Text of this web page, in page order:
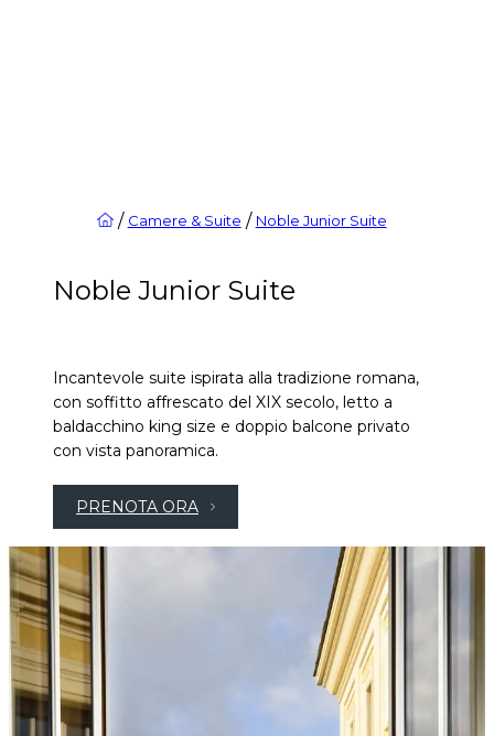
/ Camere & Suite / Noble Junior Suite
Noble Junior Suite
Incantevole suite ispirata alla tradizione romana,
con soffitto affrescato del XIX secolo, letto a
baldacchino king size e doppio balcone privato
con vista panoramica.
PRENOTA ORA